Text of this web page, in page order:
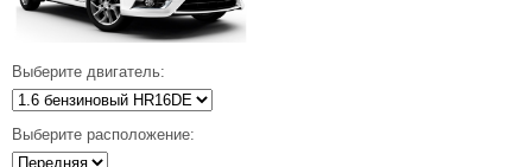
Выберите двигатель:
Выберите расположение: